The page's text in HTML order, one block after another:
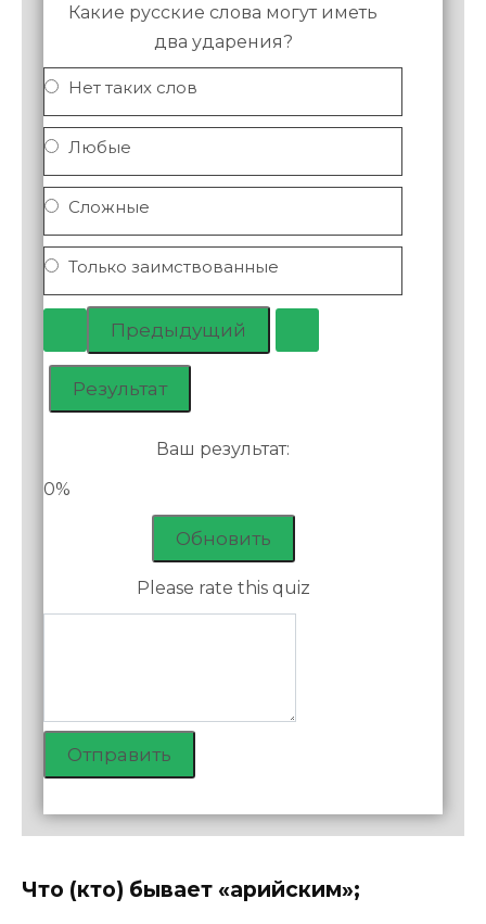
Какие русские слова могут иметь
два ударения?
Нет таких слов
Любые
Сложные
Только заимствованные
Ваш результат:
0%
Обновить
Please rate this quiz
Отправить
Что (кто) бывает «арийским»;